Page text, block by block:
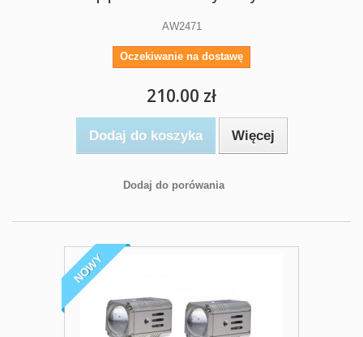
AW2471
Oczekiwanie na dostawę
210.00 zł
Dodaj do koszyka Więcej
Dodaj do porówania
NOWY